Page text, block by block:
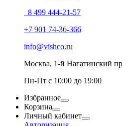
8 499 444-21-57
+7 901 74-36-366
info@vishco.ru
Москва, 1-й Нагатинский
Пн-Пт с 10:00 до 19:00
Избранное
Корзина
Личный кабинет